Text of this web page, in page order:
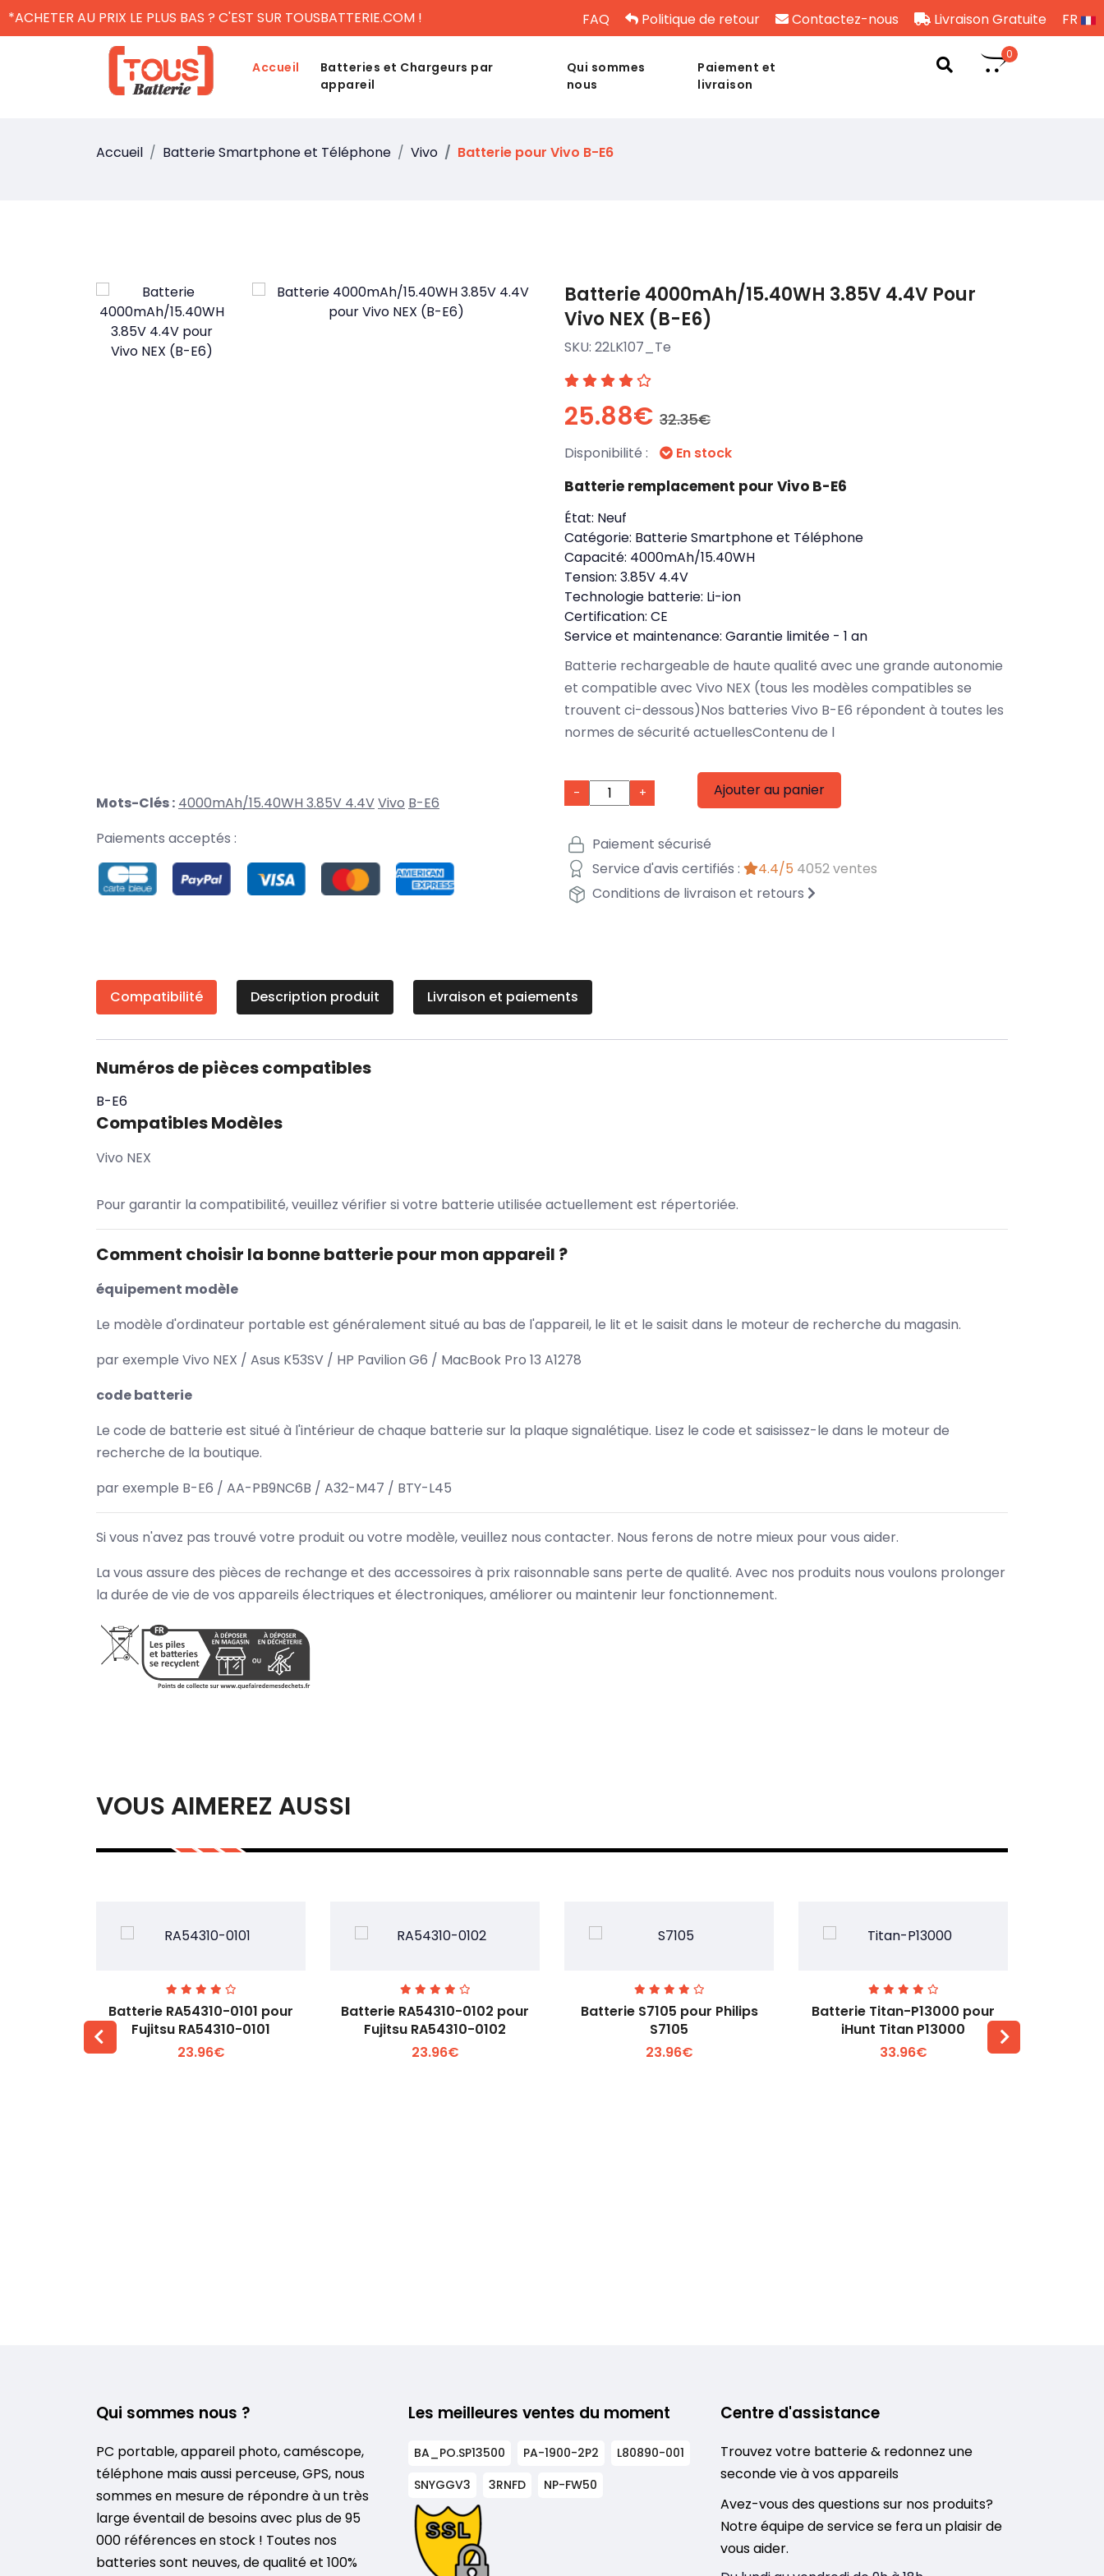
*ACHETER AU PRIX LE PLUS BAS ? C'EST SUR TOUSBATTERIE.COM ! FAQ Politique de retour Contactez-nous Livraison Gratuite FR
Accueil
Batteries et Chargeurs par
appareil
Qui sommes
nous
Paiement et
livraison
0
Accueil Batterie Smartphone et Téléphone Vivo Batterie pour Vivo B-E6
Mots-Clés : 4000mAh/15.40WH 3.85V 4.4VVivo B-E6
Paiements acceptés :
Batterie 4000mAh/15.40WH 3.85V 4.4V Pour
Vivo NEX (B-E6)
SKU: 22LK107_Te
25.88€ 32.35€
Disponibilité : En stock
Batterie remplacement pour Vivo B-E6
État: Neuf
Catégorie: Batterie Smartphone et Téléphone
Capacité: 4000mAh/15.40WH
Tension: 3.85V 4.4V
Technologie batterie: Li-ion
Certification: CE
Service et maintenance: Garantie limitée - 1 an
Batterie rechargeable de haute qualité avec une grande autonomie
et compatible avec Vivo NEX (tous les modèles compatibles se
trouvent ci-dessous)Nos batteries Vivo B-E6 répondent à toutes les
normes de sécurité actuellesContenu de l
- + Ajouter au panier
Paiement sécurisé
Service d'avis certifiés :
4.4/5 4052 ventes
Conditions de livraison et retours
Compatibilité Description produit Livraison et paiements
Numéros de pièces compatibles
B-E6
Compatibles Modèles
Vivo NEX
Pour garantir la compatibilité, veuillez vérifier si votre batterie utilisée actuellement est répertoriée.
Comment choisir la bonne batterie pour mon appareil ?
équipement modèle
Le modèle d'ordinateur portable est généralement situé au bas de l'appareil, le lit et le saisit dans le moteur de recherche du magasin.
par exemple Vivo NEX / Asus K53SV / HP Pavilion G6 / MacBook Pro 13 A1278
code batterie
Le code de batterie est situé à l'intérieur de chaque batterie sur la plaque signalétique. Lisez le code et saisissez-le dans le moteur de
recherche de la boutique.
par exemple B-E6 / AA-PB9NC6B / A32-M47 / BTY-L45
Si vous n'avez pas trouvé votre produit ou votre modèle, veuillez nous contacter. Nous ferons de notre mieux pour vous aider.
La vous assure des pièces de rechange et des accessoires à prix raisonnable sans perte de qualité. Avec nos produits nous voulons prolonger
la durée de vie de vos appareils électriques et électroniques, améliorer ou maintenir leur fonctionnement.
VOUS AIMEREZ AUSSI
Voir plus +
Batterie RA54310-0101 pour
Fujitsu RA54310-0101
23.96€
Voir plus +
Batterie RA54310-0102 pour
Fujitsu RA54310-0102
23.96€
Voir plus +
Batterie S7105 pour Philips
S7105
23.96€
Voir plus +
Batterie Titan-P13000 pour
iHunt Titan P13000
33.96€
Qui sommes nous ?
PC portable, appareil photo, caméscope,
téléphone mais aussi perceuse, GPS, nous
sommes en mesure de répondre à un très
large éventail de besoins avec plus de 95
000 références en stock ! Toutes nos
batteries sont neuves, de qualité et 100%
Les meilleures ventes du moment
BA_PO.SP13500 PA-1900-2P2
L80890-001
SNYGGV3
3RNFD NP-FW50
Centre d'assistance
Trouvez votre batterie & redonnez une
seconde vie à vos appareils
Avez-vous des questions sur nos produits?
Notre équipe de service se fera un plaisir de
vous aider.